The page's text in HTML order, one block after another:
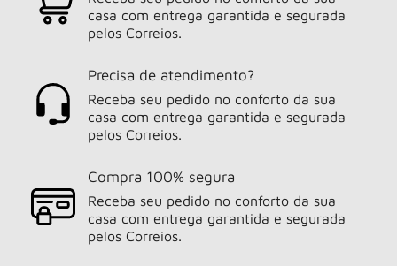
casa com entrega garantida e segurada
pelos Correios.
Precisa de atendimento?
Receba seu pedido no conforto da sua
casa com entrega garantida e segurada
pelos Correios.
Compra 100% segura
Receba seu pedido no conforto da sua
casa com entrega garantida e segurada
pelos Correios.